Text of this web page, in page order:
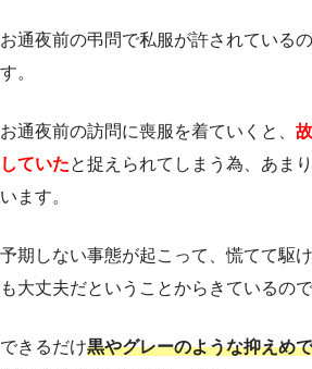
お通夜前の弔問で私服が許されている
す。
お通夜前の訪問に喪服を着ていくと、
していたと捉えられてしまう為、あま
います。
予期しない事態が起こって、慌てて駆
も大丈夫だということからきているので
できるだけ黒やグレーのような抑えめ